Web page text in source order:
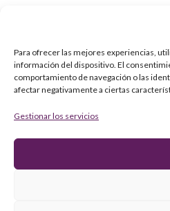
Para ofrecer las mejores experiencias,
información del dispositivo. El
comportamiento de navegación o las
afectar negativamente a ciertas
Gestionar los servicios